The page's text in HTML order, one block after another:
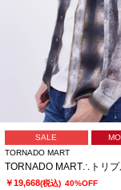
SALE
TORNADO MART
￥19,668(税込) 40%OFF